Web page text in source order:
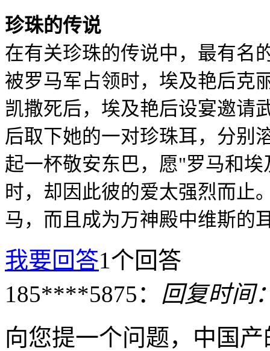
珍珠的传说
在有关珍珠的传说中，最有名
被罗马军占领时，埃及艳后克
凯撒死后，埃及艳后设宴邀请
后取下她的一对珍珠耳，分别
起一杯敬安东巴，愿"罗马和埃
时，却因此彼的爱太强烈而止
马，而且成为万神殿中维斯的
我要回答1个回答
185****5875： 回复时间
向您提一个问题，中国